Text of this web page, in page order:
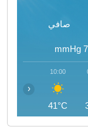
صافي
mmHg
10:00
41°C
‹